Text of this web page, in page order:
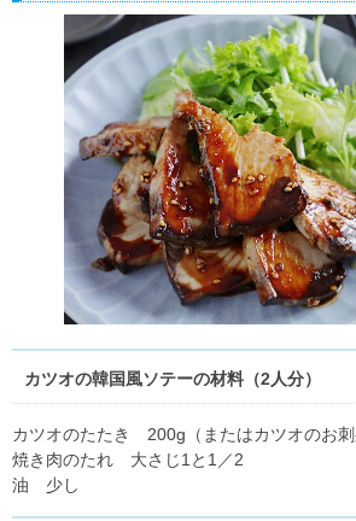
カツオの韓国風ソテーの材料（2人分）
カツオのたたき 200g（またはカツオのお刺
焼き肉のたれ 大さじ1と1／2
油 少し